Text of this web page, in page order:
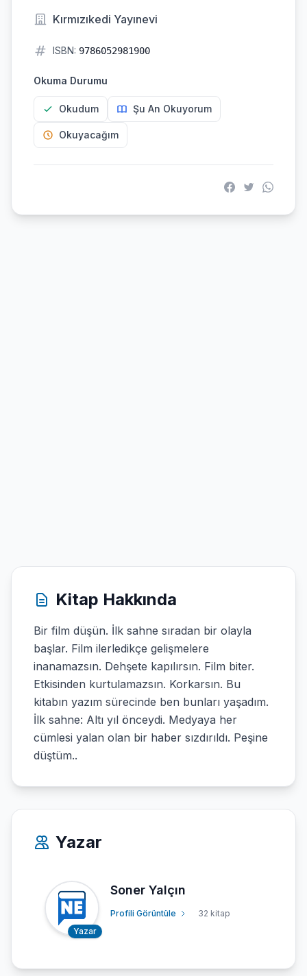
Kırmızıkedi Yayınevi
ISBN: 9786052981900
Okuma Durumu
Okudum Şu An Okuyorum
Okuyacağım
Kitap Hakkında
Bir film düşün. İlk sahne sıradan bir olayla
başlar. Film ilerledikçe gelişmelere
inanamazsın. Dehşete kapılırsın. Film biter.
Etkisinden kurtulamazsın. Korkarsın. Bu
kitabın yazım sürecinde ben bunları yaşadım.
İlk sahne: Altı yıl önceydi. Medyaya her
cümlesi yalan olan bir haber sızdırıldı. Peşine
düştüm..
Yazar
Yazar
Soner Yalçın
Profili Görüntüle 32 kitap